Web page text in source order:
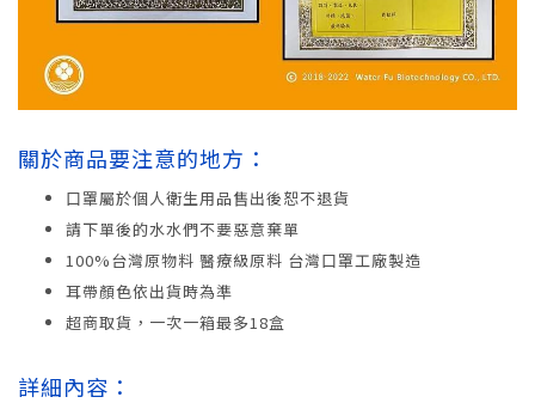
關於商品要注意的地方：
口罩屬於個人衛生用品售出後恕不退貨
請下單後的水水們不要惡意棄單
100%台灣原物料 醫療級原料 台灣口罩工廠製造
耳帶顏色依出貨時為準
超商取貨，一次一箱最多18盒
詳細內容：